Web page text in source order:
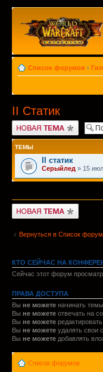
Список форумов ‹
II Статик
Новая тема
ТЕМЫ
II статик
Серыйлед » 15
Новая тема
Вернуться в Список
КТО СЕЙЧАС НА
Сейчас этот форум
ПРАВА ДОСТУПА
Вы не можете начинать темы
Вы не можете отвечать на
Вы не можете
Вы не можете удалять свои
Вы не можете добавлять
Список форумов